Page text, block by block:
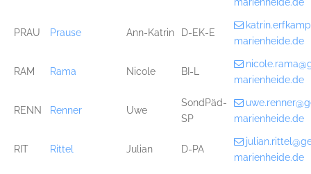
marienheide.de
PRAU Prause Ann-Katrin D-EK-E
marienheide.de
RAM Rama Nicole BI-L
marienheide.de
RENN Renner Uwe
SondPäd-
SP
marienheide.de
RIT Rittel Julian D-PA
marienheide.de